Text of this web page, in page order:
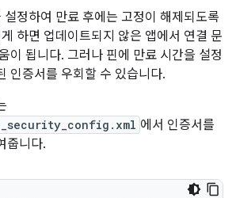
설정하여 만료 후에는 고정이 해제되도록
하면 업데이트되지 않은 앱에서 연결 문
이 됩니다. 그러나 핀에 만료 시간을 설정
인증서를 우회할 수 있습니다.
에서 인증서를
줍니다.